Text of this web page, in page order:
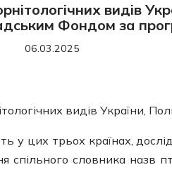
видів
Фондом за
06.03.2025
видів України,
у цих трьох країнах,
спільного словника назв